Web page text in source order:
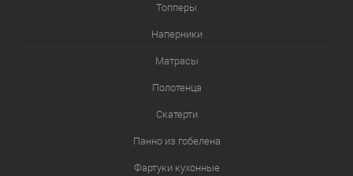
Топперы
Наперники
Матрасы
Полотенца
Скатерти
Панно из гобелена
Фартуки кухонные